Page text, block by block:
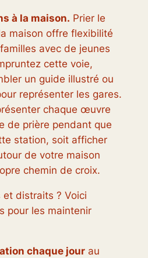
à la maison. Prier le
maison offre flexibilité
avec de jeunes
cette voie,
un guide illustré ou
représenter les gares.
chaque œuvre
de prière pendant que
station, soit afficher
de votre maison
chemin de croix.
distraits ? Voici
pour les maintenir
chaque jourau